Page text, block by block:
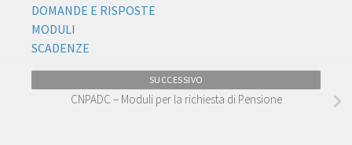
DOMANDE E RISPOSTE
MODULI
SCADENZE
SUCCESSIVO
CNPADC – Moduli per la richiesta di Pensione